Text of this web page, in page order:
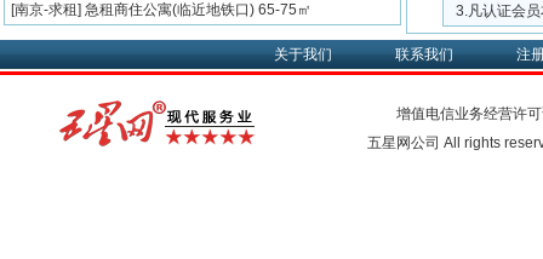
3.凡认证会
[南京-求租] 急租商住公寓(临近地铁口) 65-75㎡
关于我们 联系我们 注
增值电信业务经营许
五星网公司 All rights